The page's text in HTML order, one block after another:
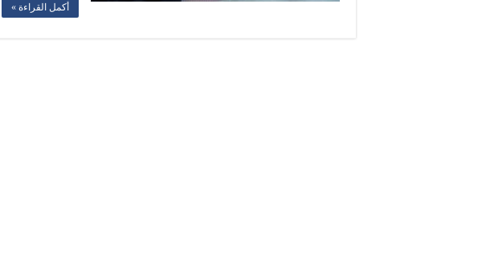
أكمل القراءة »